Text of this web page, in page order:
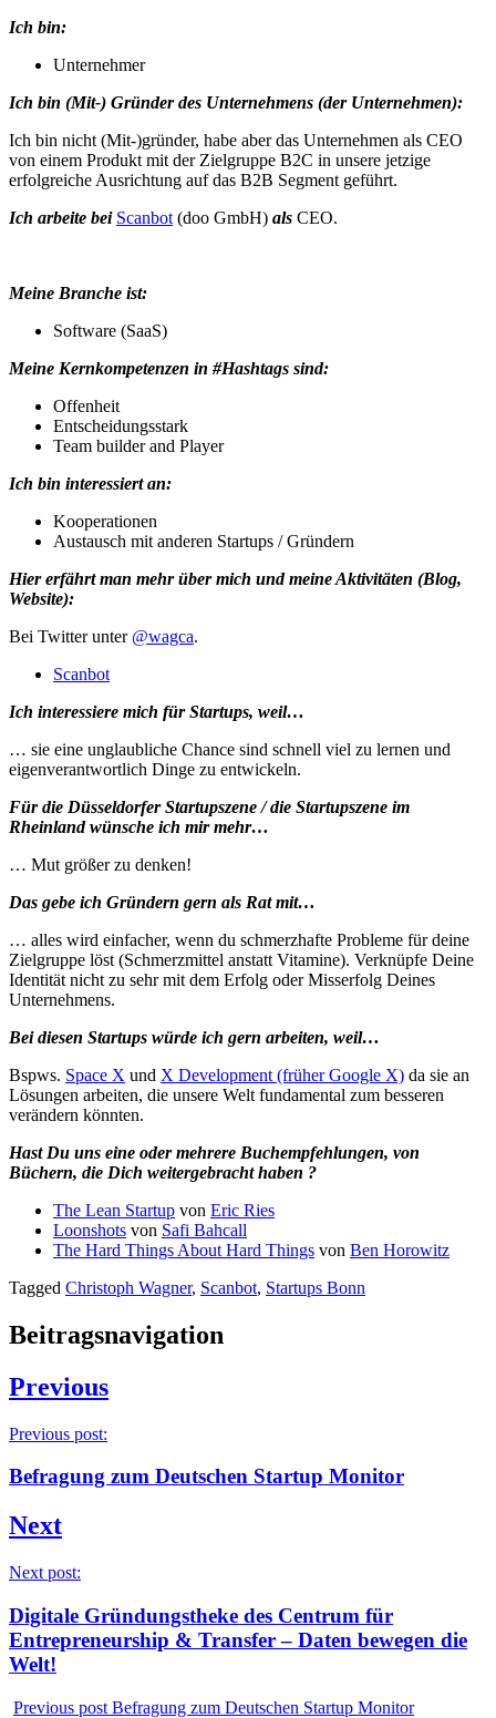
Ich bin:
Unternehmer
Ich bin (Mit-) Gründer des Unternehmens (der Unternehmen):
Ich bin nicht (Mit-)gründer, habe aber das Unternehmen als CEO
von einem Produkt mit der Zielgruppe B2C in unsere jetzige
erfolgreiche Ausrichtung auf das B2B Segment geführt.
Ich arbeite bei Scanbot (doo GmbH) als CEO.
Meine Branche ist:
Software (SaaS)
Meine Kernkompetenzen in #Hashtags sind:
Offenheit
Entscheidungsstark
Team builder and Player
Ich bin interessiert an:
Kooperationen
Austausch mit anderen Startups / Gründern
Hier erfährt man mehr über mich und meine Aktivitäten (Blog,
Website):
Bei Twitter unter @wagca.
Scanbot
Ich interessiere mich für Startups, weil…
… sie eine unglaubliche Chance sind schnell viel zu lernen und
eigenverantwortlich Dinge zu entwickeln.
Für die Düsseldorfer Startupszene / die Startupszene im
Rheinland wünsche ich mir mehr…
… Mut größer zu denken!
Das gebe ich Gründern gern als Rat mit…
… alles wird einfacher, wenn du schmerzhafte Probleme für deine
Zielgruppe löst (Schmerzmittel anstatt Vitamine). Verknüpfe Deine
Identität nicht zu sehr mit dem Erfolg oder Misserfolg Deines
Unternehmens.
Bei diesen Startups würde ich gern arbeiten, weil…
Bspws. Space X und X Development (früher Google X) da sie an
Lösungen arbeiten, die unsere Welt fundamental zum besseren
verändern könnten.
Hast Du uns eine oder mehrere Buchempfehlungen, von
Büchern, die Dich weitergebracht haben ?
The Lean Startup von Eric Ries
Loonshots von Safi Bahcall
The Hard Things About Hard Things von Ben Horowitz
Tagged Christoph Wagner, Scanbot, Startups Bonn
Beitragsnavigation
Previous
Previous post:
Befragung zum Deutschen Startup Monitor
Next
Next post:
Digitale Gründungstheke des Centrum für
Entrepreneurship & Transfer – Daten bewegen die
Welt!
Previous post Befragung zum Deutschen Startup Monitor